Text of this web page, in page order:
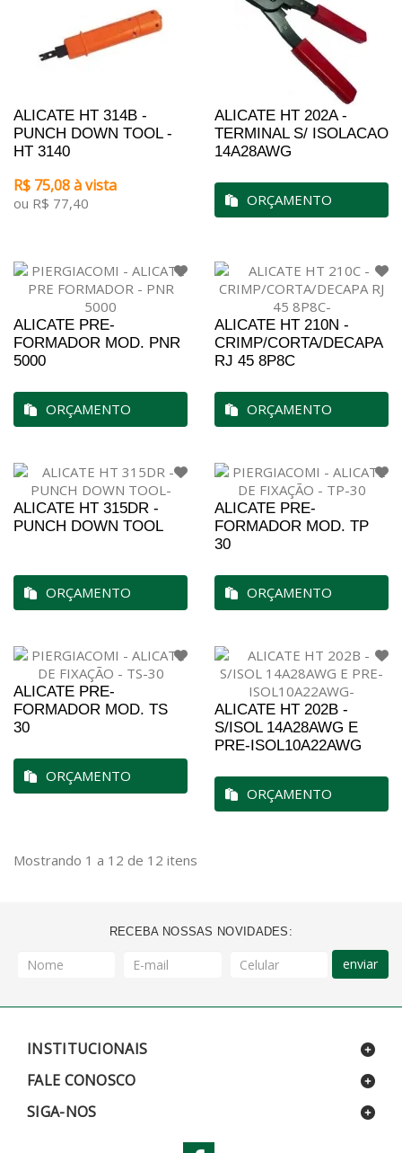
ALICATE HT 314B -
PUNCH DOWN TOOL -
HT 3140
R$ 75,08 à vista
ou R$ 77,40
ALICATE HT 202A -
TERMINAL S/ ISOLACAO
14A28AWG
ORÇAMENTO
ALICATE PRE-
FORMADOR MOD. PNR
5000
ORÇAMENTO
ALICATE HT 210N -
CRIMP/CORTA/DECAPA
RJ 45 8P8C
ORÇAMENTO
ALICATE HT 315DR -
PUNCH DOWN TOOL
ORÇAMENTO
ALICATE PRE-
FORMADOR MOD. TP
30
ORÇAMENTO
ALICATE PRE-
FORMADOR MOD. TS
30
ORÇAMENTO
ALICATE HT 202B -
S/ISOL 14A28AWG E
PRE-ISOL10A22AWG
ORÇAMENTO
Mostrando 1 a 12 de 12 itens
RECEBA NOSSAS NOVIDADES:
enviar
INSTITUCIONAIS
FALE CONOSCO
SIGA-NOS